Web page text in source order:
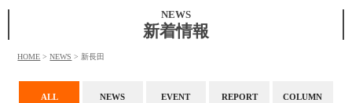
NEWS
新着情報
HOME >NEWS >新長田
ALL NEWS EVENT REPORT COLUMN